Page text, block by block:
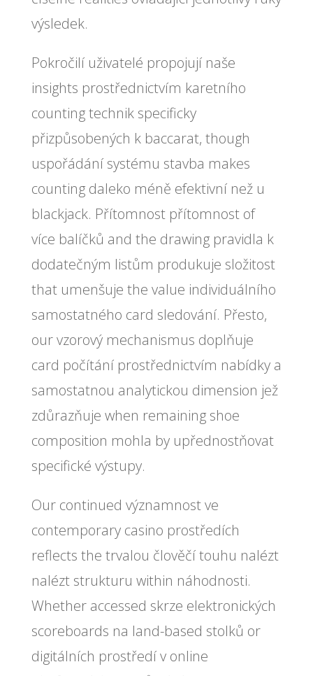
výsledek.
Pokročilí uživatelé propojují naše
insights prostřednictvím karetního
counting technik specificky
přizpůsobených k baccarat, though
uspořádání systému stavba makes
counting daleko méně efektivní než u
blackjack. Přítomnost přítomnost of
více balíčků and the drawing pravidla k
dodatečným listům produkuje složitost
that umenšuje the value individuálního
samostatného card sledování. Přesto,
our vzorový mechanismus doplňuje
card počítání prostřednictvím nabídky a
samostatnou analytickou dimension jež
zdůrazňuje when remaining shoe
composition mohla by upřednostňovat
specifické výstupy.
Our continued významnost ve
contemporary casino prostředích
reflects the trvalou člověčí touhu nalézt
nalézt strukturu within náhodnosti.
Whether accessed skrze elektronických
scoreboards na land-based stolků or
digitálních prostředí v online